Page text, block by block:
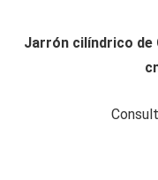
Jarrón cilíndrico de